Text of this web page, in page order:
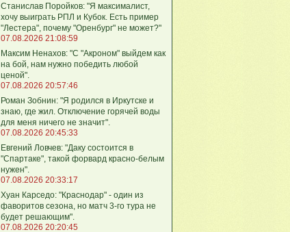
Станислав Поройков: "Я максималист,
хочу выиграть РПЛ и Кубок. Есть пример
"Лестера", почему "Оренбург" не может?"
07.08.2026 21:08:59
Максим Ненахов: "С "Акроном" выйдем как
на бой, нам нужно победить любой
ценой".
07.08.2026 20:57:46
Роман Зобнин: "Я родился в Иркутске и
знаю, где жил. Отключение горячей воды
для меня ничего не значит".
07.08.2026 20:45:33
Евгений Ловчев: "Даку состоится в
"Спартаке", такой форвард красно-белым
нужен".
07.08.2026 20:33:17
Хуан Карседо: "Краснодар" - один из
фаворитов сезона, но матч 3-го тура не
будет решающим".
07.08.2026 20:20:45